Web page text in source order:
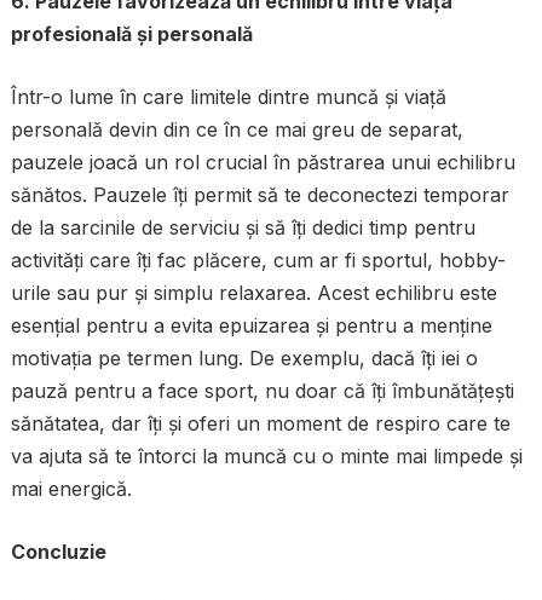
profesională și personală
Într-o lume în care limitele dintre muncă și viață
personală devin din ce în ce mai greu de separat,
pauzele joacă un rol crucial în păstrarea unui echilibru
sănătos. Pauzele îți permit să te deconectezi temporar
de la sarcinile de serviciu și să îți dedici timp pentru
activități care îți fac plăcere, cum ar fi sportul, hobby-
urile sau pur și simplu relaxarea. Acest echilibru este
esențial pentru a evita epuizarea și pentru a menține
motivația pe termen lung. De exemplu, dacă îți iei o
pauză pentru a face sport, nu doar că îți îmbunătățești
sănătatea, dar îți și oferi un moment de respiro care te
va ajuta să te întorci la muncă cu o minte mai limpede și
mai energică.
Concluzie